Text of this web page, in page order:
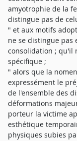
amyotrophie de la
distingue pas de
" et aux motifs
ne se distingue pas
consolidation ; qu'il
spécifique ;
" alors que la
expressément le
de l'ensemble des
déformations
porteur la victime
esthétique
physiques subies